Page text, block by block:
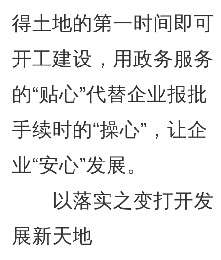
得土地的第一时间即可
开工建设，用政务服务
的“贴心”代替企业报批
手续时的“操心”，让企
业“安心”发展。
以落实之变打开发
展新天地